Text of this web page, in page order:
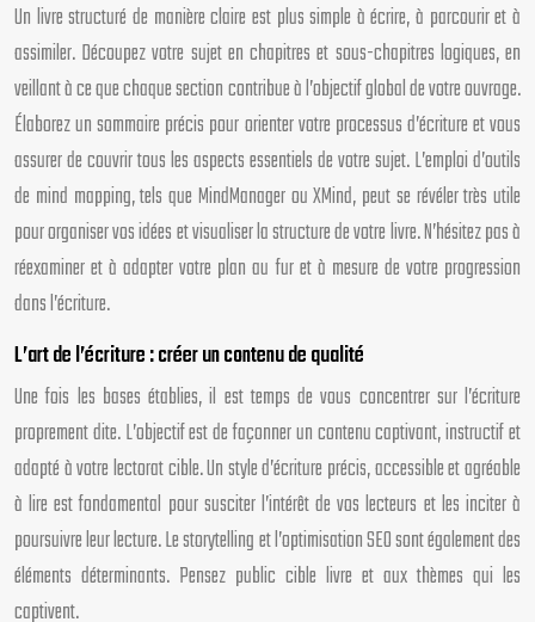
Un livre structuré de manière claire est plus simple à écrire, à parcourir et à
assimiler. Découpez votre sujet en chapitres et sous-chapitres logiques, en
veillant à ce que chaque section contribue à l’objectif global de votre ouvrage.
Élaborez un sommaire précis pour orienter votre processus d’écriture et vous
assurer de couvrir tous les aspects essentiels de votre sujet. L’emploi d’outils
de mind mapping, tels que MindManager ou XMind, peut se révéler très utile
pour organiser vos idées et visualiser la structure de votre livre. N’hésitez pas à
réexaminer et à adapter votre plan au fur et à mesure de votre progression
dans l’écriture.
L’art de l’écriture : créer un contenu de qualité
Une fois les bases établies, il est temps de vous concentrer sur l’écriture
proprement dite. L’objectif est de façonner un contenu captivant, instructif et
adapté à votre lectorat cible. Un style d’écriture précis, accessible et agréable
à lire est fondamental pour susciter l’intérêt de vos lecteurs et les inciter à
poursuivre leur lecture. Le storytelling et l’optimisation SEO sont également des
éléments déterminants. Pensez public cible livre et aux thèmes qui les
captivent.